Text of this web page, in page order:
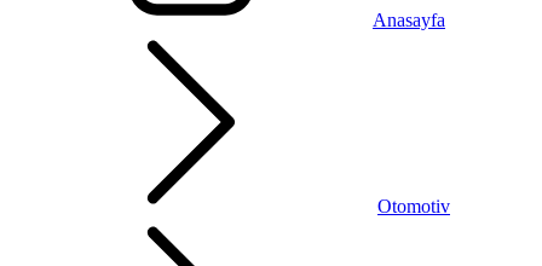
Anasayfa
Otomotiv